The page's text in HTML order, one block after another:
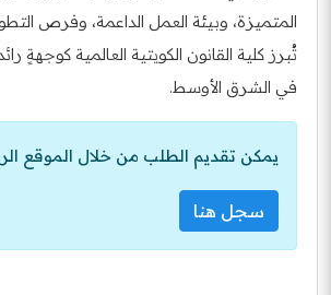
المتميزة، وبيئة العمل الداعمة، وفرص
تُبرز كلية القانون الكويتية العالمية كوجهةٍ
في الشرق الأوسط.
يمكن تقديم الطلب من خلال الموقع
سجل هنا